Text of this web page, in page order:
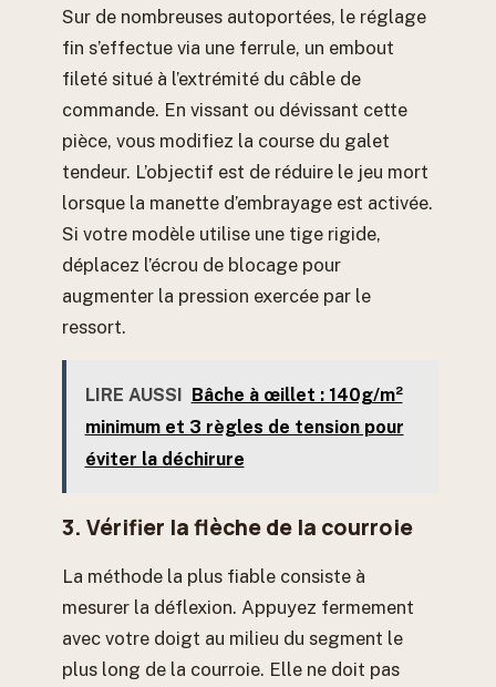
Sur de nombreuses autoportées, le réglage
fin s’effectue via une ferrule, un embout
fileté situé à l’extrémité du câble de
commande. En vissant ou dévissant cette
pièce, vous modifiez la course du galet
tendeur. L’objectif est de réduire le jeu mort
lorsque la manette d’embrayage est activée.
Si votre modèle utilise une tige rigide,
déplacez l’écrou de blocage pour
augmenter la pression exercée par le
ressort.
LIRE AUSSI Bâche à œillet : 140g/m²
minimum et 3 règles de tension pour
éviter la déchirure
3. Vérifier la flèche de la courroie
La méthode la plus fiable consiste à
mesurer la déflexion. Appuyez fermement
avec votre doigt au milieu du segment le
plus long de la courroie. Elle ne doit pas